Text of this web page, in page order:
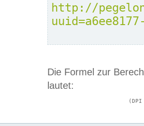
http://
Die Formel zur
lautet: